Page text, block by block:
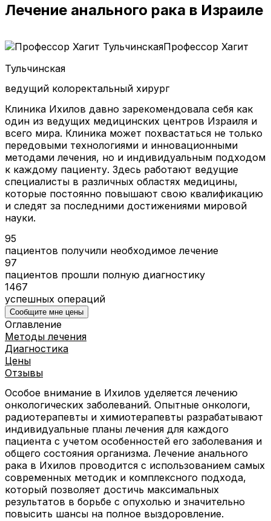
Лечение анального рака в Израиле
Профессор Хагит
Тульчинская
ведущий колоректальный хирург
Клиника Ихилов давно зарекомендовала себя как
один из ведущих медицинских центров Израиля и
всего мира. Клиника может похвастаться не только
передовыми технологиями и инновационными
методами лечения, но и индивидуальным подходом
к каждому пациенту. Здесь работают ведущие
специалисты в различных областях медицины,
которые постоянно повышают свою квалификацию
и следят за последними достижениями мировой
науки.
95
пациентов получили необходимое лечение
97
пациентов прошли полную диагностику
1467
успешных операций
Сообщите мне цены
Оглавление
Методы лечения
Диагностика
Цены
Отзывы
Особое внимание в Ихилов уделяется лечению
онкологических заболеваний. Опытные онкологи,
радиотерапевты и химиотерапевты разрабатывают
индивидуальные планы лечения для каждого
пациента с учетом особенностей его заболевания и
общего состояния организма. Лечение анального
рака в Ихилов проводится с использованием самых
современных методик и комплексного подхода,
который позволяет достичь максимальных
результатов в борьбе с опухолью и значительно
повысить шансы на полное выздоровление.